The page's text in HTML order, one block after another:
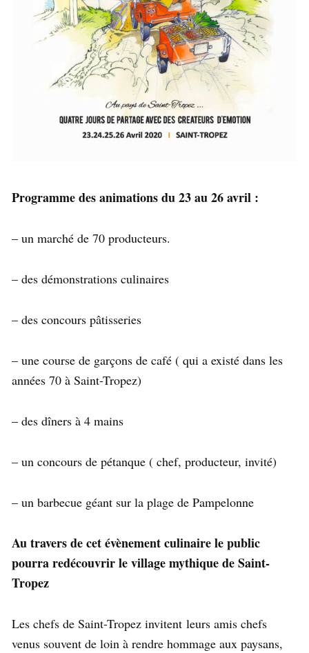
Programme des animations du 23 au 26 avril :
– un marché de 70 producteurs.
– des démonstrations culinaires
– des concours pâtisseries
– une course de garçons de café ( qui a existé dans les
années 70 à Saint-Tropez)
– des dîners à 4 mains
– un concours de pétanque ( chef, producteur, invité)
– un barbecue géant sur la plage de Pampelonne
Au travers de cet évènement culinaire le public
pourra redécouvrir le village mythique de Saint-
Tropez
Les chefs de Saint-Tropez invitent leurs amis chefs
venus souvent de loin à rendre hommage aux paysans,